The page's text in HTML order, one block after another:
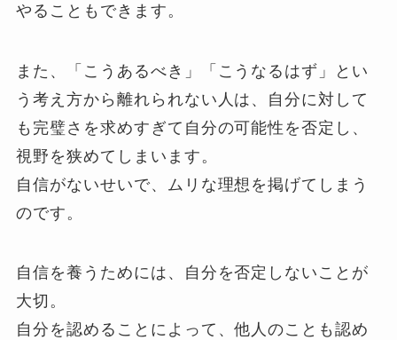
やることもできます。
また、「こうあるべき」「こうなるはず」とい
う考え方から離れられない人は、自分に対して
も完璧さを求めすぎて自分の可能性を否定し、
視野を狭めてしまいます。
自信がないせいで、ムリな理想を掲げてしまう
のです。
自信を養うためには、自分を否定しないことが
大切。
自分を認めることによって、他人のことも認め